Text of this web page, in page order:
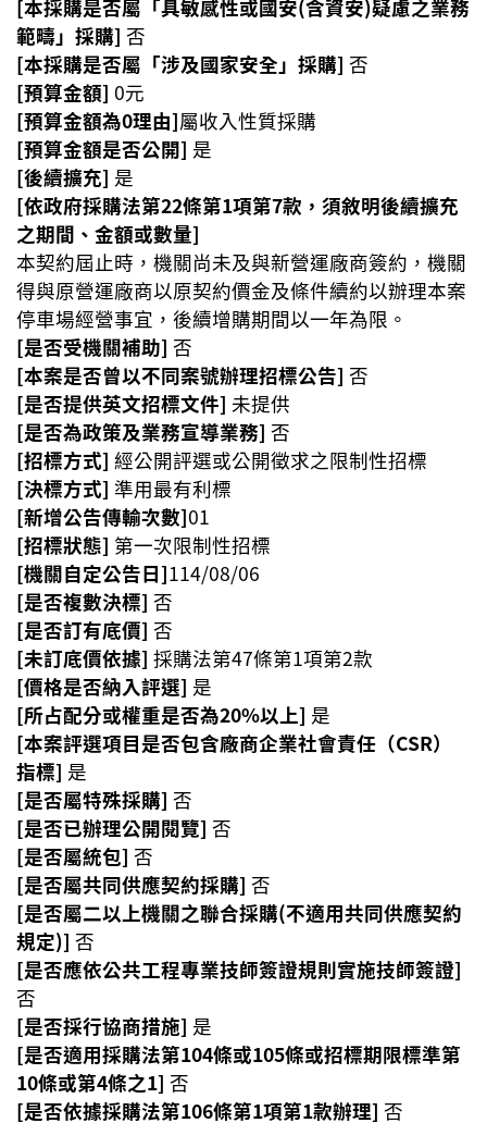
網
站
導
覽
市
政
信
箱
常
見
問
題
桃
園
市
政
府
E
n
g
l
i
s
h
隱
私
權
政
策
政
府
網
站
資
料
開
放
宣
[本採購是否屬「具敏感性或國安(含資安)疑慮之業務
範疇」採購] 否
[本採購是否屬「涉及國家安全」採購] 否
[預算金額] 0元
[預算金額為0理由]屬收入性質採購
[預算金額是否公開] 是
[後續擴充] 是
[依政府採購法第22條第1項第7款，須敘明後續擴充
之期間、金額或數量]
本契約屆止時，機關尚未及與新營運廠商簽約，機關
得與原營運廠商以原契約價金及條件續約以辦理本案
停車場經營事宜，後續增購期間以一年為限。
[是否受機關補助] 否
[本案是否曾以不同案號辦理招標公告] 否
[是否提供英文招標文件] 未提供
[是否為政策及業務宣導業務] 否
[招標方式] 經公開評選或公開徵求之限制性招標
[決標方式] 準用最有利標
[新增公告傳輸次數]01
[招標狀態] 第一次限制性招標
[機關自定公告日]114/08/06
[是否複數決標] 否
[是否訂有底價] 否
[未訂底價依據] 採購法第47條第1項第2款
[價格是否納入評選] 是
[所占配分或權重是否為20%以上] 是
[本案評選項目是否包含廠商企業社會責任（CSR）
指標] 是
[是否屬特殊採購] 否
[是否已辦理公開閱覽] 否
[是否屬統包] 否
[是否屬共同供應契約採購] 否
[是否屬二以上機關之聯合採購(不適用共同供應契約
規定)] 否
[是否應依公共工程專業技師簽證規則實施技師簽證]
否
[是否採行協商措施] 是
[是否適用採購法第104條或105條或招標期限標準第
10條或第4條之1] 否
[是否依據採購法第106條第1項第1款辦理] 否